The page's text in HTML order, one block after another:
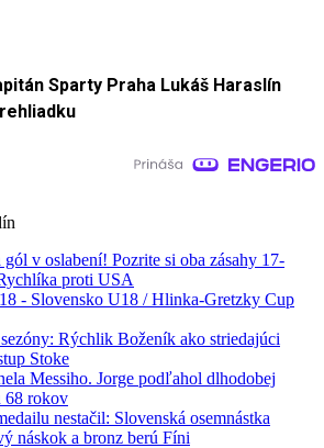
Sparty Praha Lukáš Haraslín
gól v oslabení! Pozrite si oba zásahy 17-
proti USA
- Slovensko U18 / Hlinka-Gretzky Cup
Rýchlik Boženík ako striedajúci
Stoke
Messiho. Jorge podľahol dlhodobej
68 rokov
nestačil: Slovenská osemnástka
náskok a bronz berú Fíni